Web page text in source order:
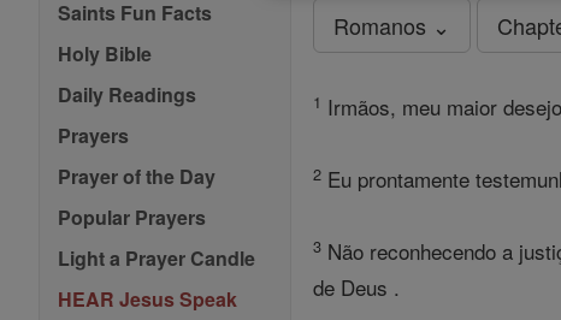
Saints Fun Facts
Holy Bible
Daily Readings
Prayers
Prayer of the Day
Popular Prayers
Light a Prayer Candle
HEAR Jesus Speak
Romanos ⌄
1 Irmãos, meu maior
2 Eu prontamente
3 Não reconhecendo a
de Deus .